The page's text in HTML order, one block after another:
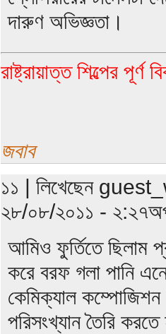
দারুণ অভিজ্ঞতা।
রাষ্ট্রায়াত্ত শিল্পের পূর্ণ
জবাব
১১ | লিখেছেন
২৮/০৮/২০১১ -
আমিও ফুর্তিতে ছিলাম
করে বরফ গলা পানি
কেমিক্যাল
পরিসংখ্যান তৈরি